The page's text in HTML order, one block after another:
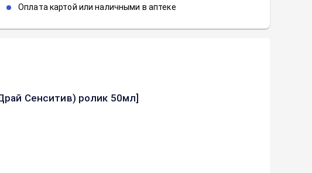
Оплата картой или наличными в аптеке
Сенситив) ролик 50мл]